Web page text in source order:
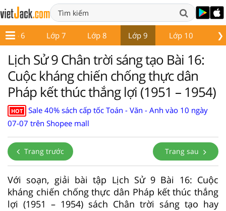
❯
Lớp 6 Lớp 7 Lớp 8 Lớp 9 Lớp 10
Lịch Sử 9 Chân trời sáng tạo Bài 16:
Cuộc kháng chiến chống thực dân
Pháp kết thúc thắng lợi (1951 – 1954)
HOT
Sale 40% sách cấp tốc Toán - Văn - Anh vào 10 ngày
07-07 trên Shopee mall
Trang trước Trang sau
Với soạn, giải bài tập Lịch Sử 9 Bài 16: Cuộc
kháng chiến chống thực dân Pháp kết thúc thắng
lợi (1951 – 1954) sách Chân trời sáng tạo hay